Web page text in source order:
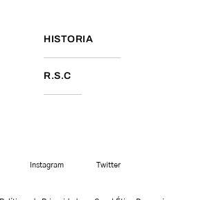
HISTORIA
R.S.C
Instagram Twitter